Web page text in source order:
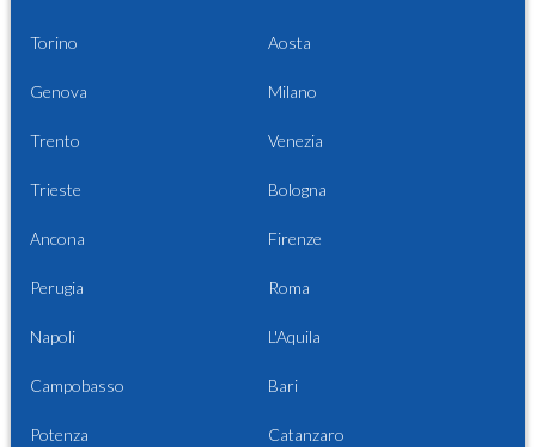
Torino Aosta
Genova Milano
Trento Venezia
Trieste Bologna
Ancona Firenze
Perugia Roma
Napoli L'Aquila
Campobasso Bari
Potenza Catanzaro